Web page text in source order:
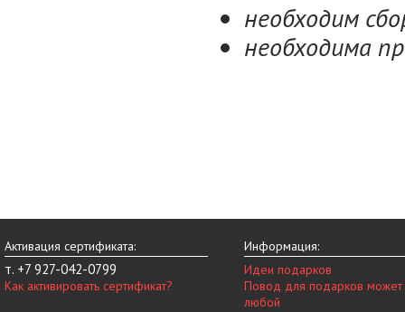
необходим
необходима
Активация сертификата:
т. +7 927-042-0799
Как активировать сертификат?
Информация:
Идеи подарков
Повод для подарков может
любой